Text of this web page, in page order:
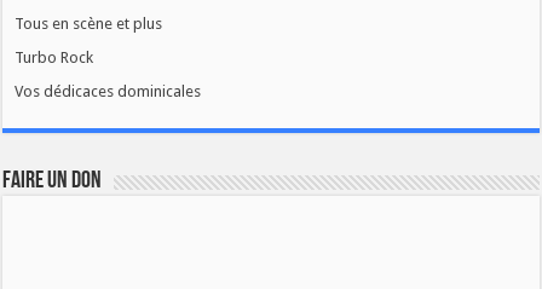
Tous en scène et plus
Turbo Rock
Vos dédicaces dominicales
FAIRE UN DON